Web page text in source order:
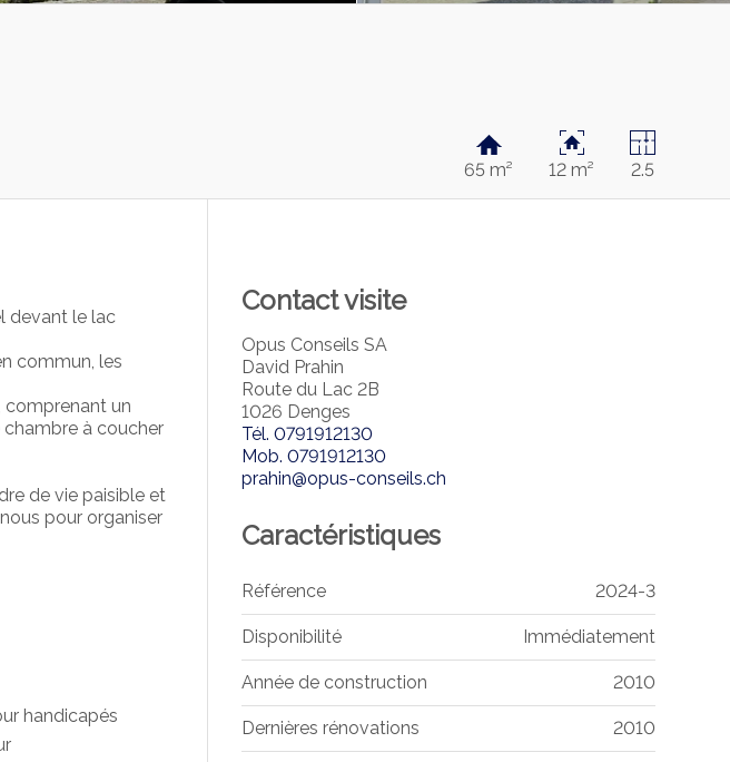
65 m²
12 m² 2.5
devant le lac
commun, les
comprenant un
chambre à coucher
de vie paisible et
pour organiser
handicapés
Contact visite
Opus Conseils SA
David Prahin
Route du Lac 2B
1026 Denges
Tél. 0791912130
Mob. 0791912130
prahin@opus-conseils.ch
Caractéristiques
Référence 2024-3
Disponibilité Immédiatement
Année de construction 2010
Dernières rénovations 2010